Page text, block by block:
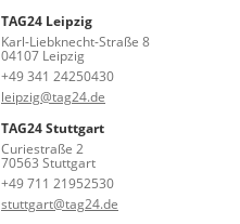
TAG24 Leipzig
Karl-Liebknecht-Straße 8
04107 Leipzig
+49 341 24250430
leipzig@tag24.de
TAG24 Stuttgart
Curiestraße 2
70563 Stuttgart
+49 711 21952530
stuttgart@tag24.de